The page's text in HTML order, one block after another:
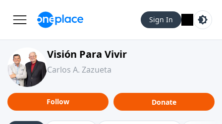
Sign In
Visión Para Vivir
Carlos A. Zazueta
Follow Donate